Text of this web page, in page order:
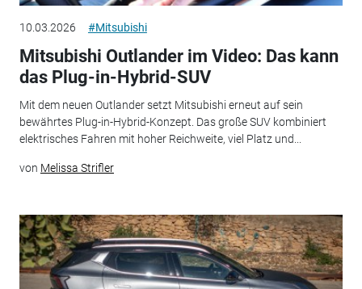
10.03.2026 #Mitsubishi
Mitsubishi Outlander im Video: Das kann
das Plug-in-Hybrid-SUV
Mit dem neuen Outlander setzt Mitsubishi erneut auf sein
bewährtes Plug-in-Hybrid-Konzept. Das große SUV kombiniert
elektrisches Fahren mit hoher Reichweite, viel Platz und...
von Melissa Strifler